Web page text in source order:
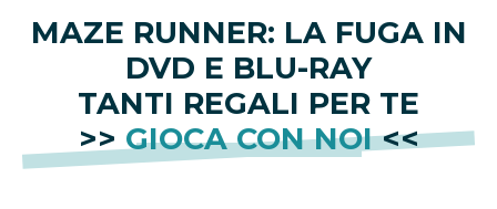
MAZE RUNNER: LA FUGA IN
DVD E BLU-RAY
TANTI REGALI PER TE
>> GIOCA CON NOI<<